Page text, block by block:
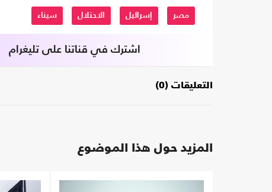
مصر إسرائيل الاحتلال سيناء
اشترك في قناتنا على تليغرام
التعليقات (0)
المزيد حول هذا الموضوع